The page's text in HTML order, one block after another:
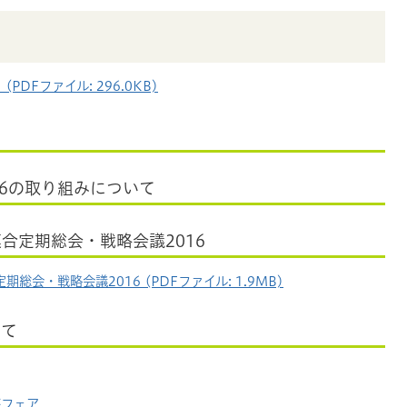
(PDFファイル: 296.0KB)
取り組みについて
定期総会・戦略会議2016
期総会・戦略会議2016 (PDFファイル: 1.9MB)
ェア